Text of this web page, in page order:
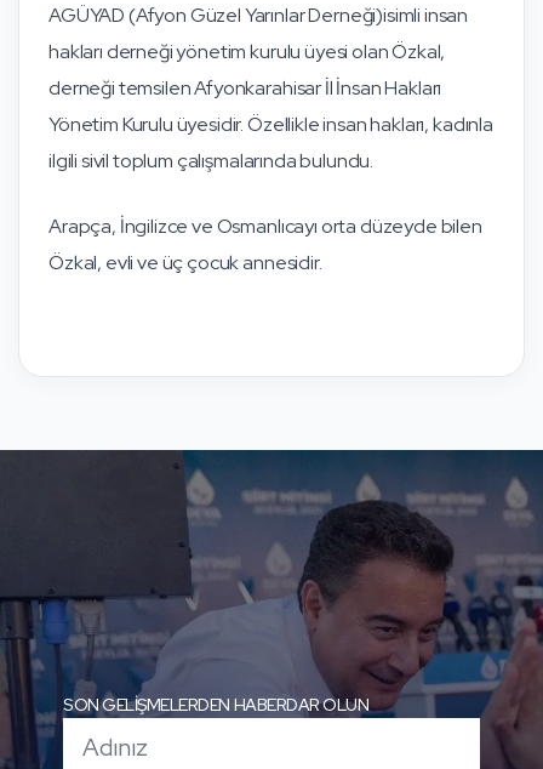
AGÜYAD (Afyon Güzel Yarınlar Derneği)isimli insan
hakları derneği yönetim kurulu üyesi olan Özkal,
derneği temsilen Afyonkarahisar İl İnsan Hakları
Yönetim Kurulu üyesidir. Özellikle insan hakları, kadınla
ilgili sivil toplum çalışmalarında bulundu.
Arapça, İngilizce ve Osmanlıcayı orta düzeyde bilen
Özkal, evli ve üç çocuk annesidir.
SON GELİŞMELERDEN HABERDAR OLUN